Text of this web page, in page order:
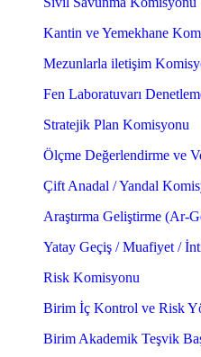
Kantin ve Yemekhane
Mezunlarla iletişim
Fen Laboratuvarı
Stratejik Plan Komisyonu
Ölçme Değerlendirme ve
Çift Anadal / Yandal
Araştırma Geliştirme (Ar-
Yatay Geçiş / Muafiyet /
Risk Komisyonu
Birim İç Kontrol ve Risk
Birim Akademik Teşvik